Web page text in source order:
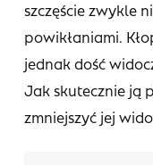
szczęście zwykle
powikłaniami.
jednak dość
Jak skutecznie ją
zmniejszyć jej